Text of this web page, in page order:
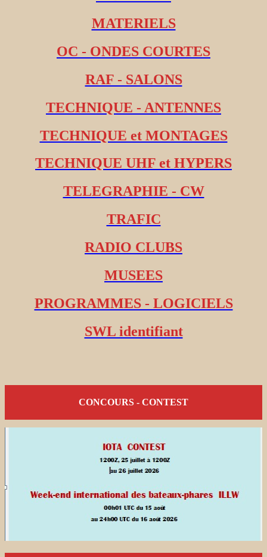
MATERIELS
OC - ONDES COURTES
RAF - SALONS
TECHNIQUE - ANTENNES
TECHNIQUE et MONTAGES
TECHNIQUE UHF et HYPERS
TELEGRAPHIE - CW
TRAFIC
RADIO CLUBS
MUSEES
PROGRAMMES - LOGICIELS
SWL identifiant
CONCOURS - CONTEST